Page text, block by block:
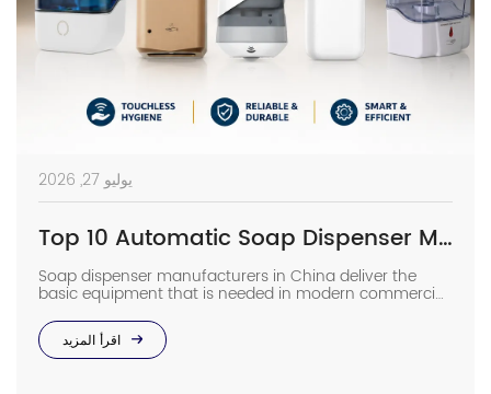
يوليو 27, 2026
Top 10 Automatic Soap Dispenser Manufacturers in China
Soap dispenser manufacturers in China deliver the
basic equipment that is needed in modern commercial
bathrooms where hygiene stands first and foremost. In
places such as airports, even a failure of one sensor
causes the soap to run out and makes the floor
slippery right away. The choice of suppliers depending
اقرأ المزيد